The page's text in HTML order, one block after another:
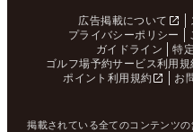
広告掲載について
プライバシーポリシー
ガイドライン
特
ゴルフ場予約サービス利用規
ポイント利用規約
お
掲載されている全てのコンテンツ